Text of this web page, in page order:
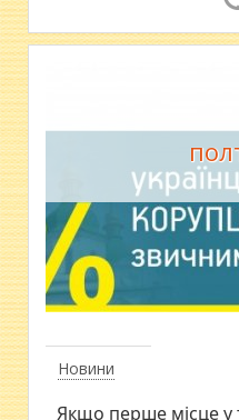
Новини
Якщо перше місце у